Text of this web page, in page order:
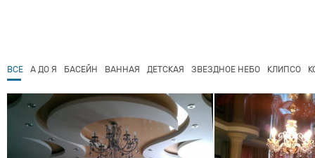
ВСЕ А ДО Я БАСЕЙН ВАННАЯ ДЕТСКАЯ ЗВЕЗДНОЕ НЕБО КЛИПСО